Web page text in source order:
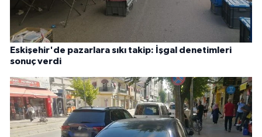
Eskişehir'de pazarlara sıkı takip: İşgal denetimleri
sonuç verdi